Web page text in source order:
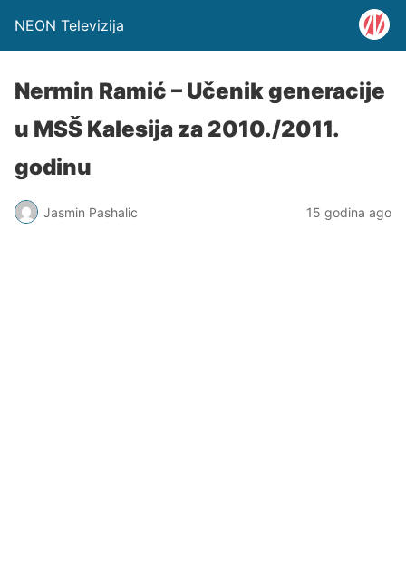
NEON Televizija
Nermin Ramić – Učenik generacije
u MSŠ Kalesija za 2010./2011.
godinu
Jasmin Pashalic 15 godina ago